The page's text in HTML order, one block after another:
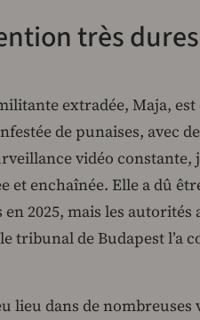
très
extradée, Maja, est
de punaises, avec
vidéo
enchaînée. Elle a dû
2025, mais les
tribunal de Budapest l’a
lieu dans de nombreuses